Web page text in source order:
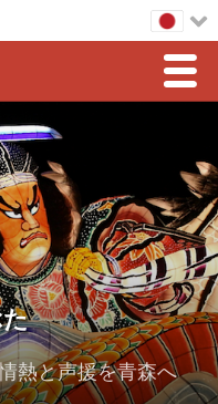
熱と声援を青森へ